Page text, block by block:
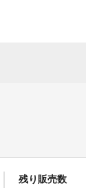
残り販売数